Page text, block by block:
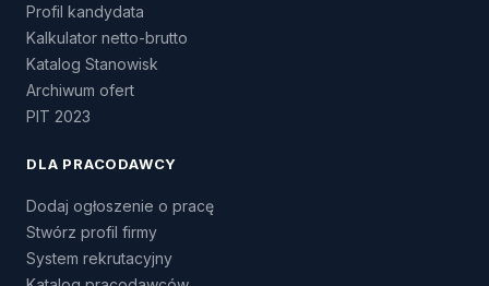
Profil kandydata
Kalkulator netto-brutto
Katalog Stanowisk
Archiwum ofert
PIT 2023
DLA PRACODAWCY
Dodaj ogłoszenie o pracę
Stwórz profil firmy
System rekrutacyjny